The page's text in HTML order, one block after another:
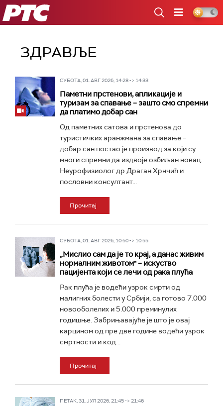
РТС
ЗДРАВЉЕ
СУБОТА, 01. АВГ 2026, 14:28 -> 14:33
Паметни прстенови, апликације и
туризам за спавање – зашто смо спремни
да платимо добар сан
Од паметних сатова и прстенова до
туристичких аранжмана за спавање –
добар сан постао је производ за који су
многи спремни да издвоје озбиљан новац.
Неурофизиолог др Драган Хрнчић и
пословни консултант...
Прочитај
СУБОТА, 01. АВГ 2026, 10:50 -> 10:55
„Мислио сам да је то крај, а данас живим
нормалним животом" – искуство
пацијента који се лечи од рака плућа
Рак плућа је водећи узрок смрти од
малигних болести у Србији, са готово 7.000
новооболелих и 5.000 преминулих
годишње. Забрињавајуће је што је овај
карцином од пре две године водећи узрок
смртности и код...
Прочитај
ПЕТАК, 31. ЈУЛ 2026, 21:45 -> 21:46